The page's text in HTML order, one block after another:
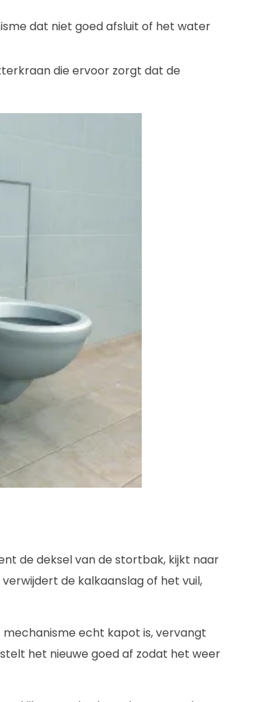
dat niet goed afsluit of het water
die ervoor zorgt dat de
de deksel van de stortbak, kijkt naar
de kalkaanslag of het vuil,
mechanisme echt kapot is, vervangt
het nieuwe goed af zodat het weer